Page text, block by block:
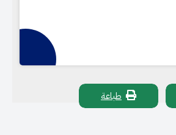
طباعة